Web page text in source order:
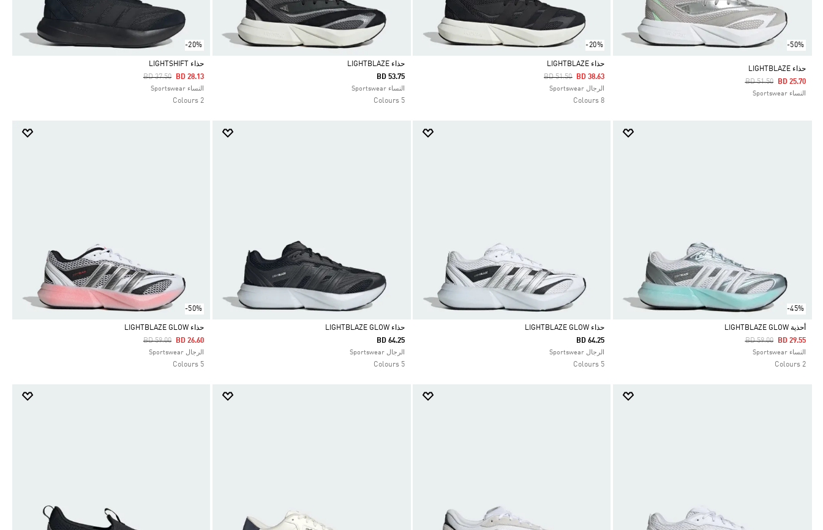
-50%
حذاء LIGHTBLAZE
Price Reduced From
BD 51.50ToBD 25.70
النساء Sportswear
-20%
Selected
حذاء LIGHTBLAZE
Price Reduced From
BD 51.50ToBD 38.63
الرجال Sportswear
8 Colours
Selected
حذاء LIGHTBLAZE
BD 53.75
النساء Sportswear
5 Colours
-20%
Selected
حذاء LIGHTSHIFT
Price Reduced From
BD 37.50ToBD 28.13
النساء Sportswear
2 Colours
-45%
Selected
أحذية LIGHTBLAZE GLOW
Price Reduced From
BD 59.00ToBD 29.55
النساء Sportswear
2 Colours
Selected
حذاء LIGHTBLAZE GLOW
BD 64.25
الرجال Sportswear
5 Colours
Selected
حذاء LIGHTBLAZE GLOW
BD 64.25
الرجال Sportswear
5 Colours
-50%
Selected
حذاء LIGHTBLAZE GLOW
Price Reduced From
BD 59.00ToBD 26.60
الرجال Sportswear
5 Colours